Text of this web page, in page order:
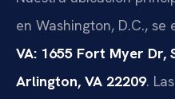
en Washington, D.C., se
VA: 1655 Fort Myer Dr,
Arlington, VA 22209.